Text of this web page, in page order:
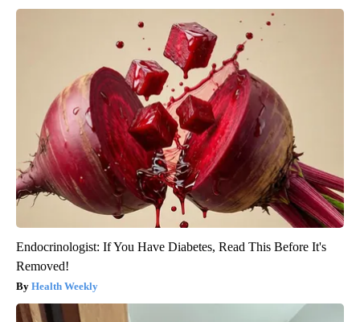
Endocrinologist: If You Have Diabetes, Read This Before It's
Removed!
Health Weekly